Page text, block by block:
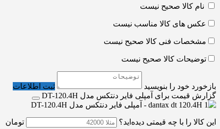
نام کالا صحیح نیست
عکس های کالا مناسب نیست
مشخصات فنی کالا صحیح نیست
توضیحات کالا صحیح نیست
بازخورد خود را بنویسید
ثبت اطلاعات
گزارش قیمت برای آمپلی فایر دنتکس مدل DT-120.4H
این کالا را با چه قیمتی دیده‌اید؟ تومان